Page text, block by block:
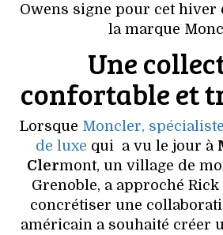
Owens signe pour cet hiver
la marque
Une
confortable et
Lorsque Moncler,
de luxe qui a vu le jour à
Clermont, un village de
Grenoble, a approché
concrétiser une
américain a souhaité créer